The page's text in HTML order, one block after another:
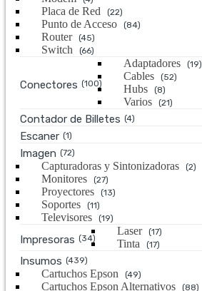
Placa de Red (22)
Punto de Acceso (84)
Router (45)
Switch (66)
Conectores (100)
Adaptadores (19)
Cables (52)
Hubs (8)
Varios (21)
Contador de Billetes (4)
Escaner (1)
Imagen (72)
Capturadoras y Sintonizadoras (2)
Monitores (27)
Proyectores (13)
Soportes (11)
Televisores (19)
Impresoras (34)
Laser (17)
Tinta (17)
Insumos (439)
Cartuchos Epson (49)
Cartuchos Epson Alternativos (88)